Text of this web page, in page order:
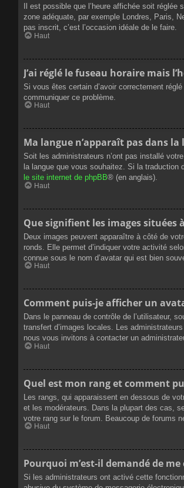
Il est possible que l’heure affichée soit
zone adéquate, par exemple Londres, Paris,
pas inscrit, c’est l’occasion idéale de le faire.
Haut
J’ai réglé le fuseau horaire mais
Si vous êtes certain d’avoir correctement
communiquer ce problème.
Haut
Ma langue n’apparaît pas dans la
Soit les administrateurs n’ont pas installé
la langue que vous souhaitez. Si la traduction
le site internet de phpBB® (en anglais).
Haut
Que signifient les images situées
Deux images peuvent apparaître à côté de
ronds. Elle permet d’indiquer votre activité
connue sous le nom d’avatar qui est bien
Haut
Comment puis-je afficher un
Dans le panneau de contrôle de l’utilisateur,
transfert d’images locales. Les
nous vous invitons à contacter un
Haut
Quel est mon rang et comment
Les rangs, qui apparaissent en dessous de
et les modérateurs. Dans la plupart des cas,
votre rang sur le forum. Beaucoup de forums
Haut
Pourquoi m’est-il demandé de
Si les administrateurs ont activé cette